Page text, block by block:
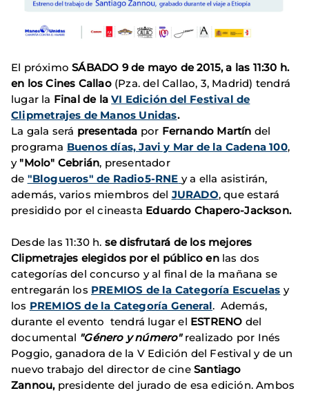
El próximoSÁBADO 9 de mayo de 2015, a las 11:30 h.
en los Cines Callao (Pza. del Callao, 3, Madrid) tendrá
lugar la Final de la VI Edición del Festival de
Clipmetrajes de Manos Unidas.
La gala será presentada por Fernando Martín del
programa Buenos días, Javi y Mar de la Cadena 100,
y "Molo" Cebrián, presentador
de "Blogueros" de Radio5-RNE y a ella asistirán,
además, varios miembros del JURADO, que estará
presidido por el cineasta Eduardo Chapero-Jackson.
Desde las 11:30 h. se disfrutará de los mejores
Clipmetrajes elegidos por el público enlas dos
categorías del concurso y al final de la mañana se
entregarán los PREMIOS de la Categoría Escuelas y
los PREMIOS de la Categoría General. Además,
durante el evento tendrá lugar el ESTRENO del
documental "Género y número"realizado por Inés
Poggio, ganadora de la V Edición del Festival y de un
nuevo trabajo del director de cine Santiago
Zannou, presidente del jurado de esa edición. Ambos